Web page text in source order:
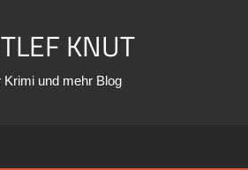
KNUT
Krimi und mehr Blog